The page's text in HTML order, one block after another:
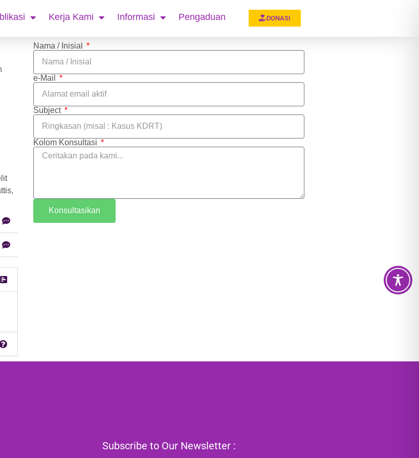
Kerja Kami Informasi Pengaduan DONASI
Nama / Inisial
e-Mail
Subject
Kolom Konsultasi
Konsultasikan
Subscribe to Our Newsletter :